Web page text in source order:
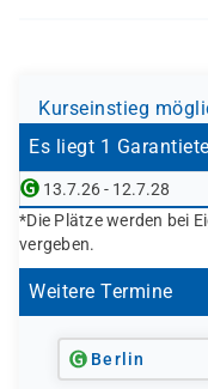
oder SGB III)
Jobcenter
bzw.
Arbeit)
Deutsche
Europäischer
Weitere
Kurseinstieg
Es liegt 1
13.7.26 - 12.7.28
*Die Plätze werden bei
vergeben.
Weitere Termine
Berlin